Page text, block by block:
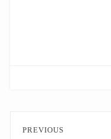
文
PREVIOUS